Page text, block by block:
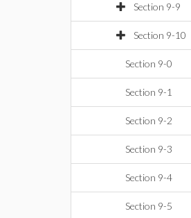
Section 9-9
Section 9-10
Section 9-0
Section 9-1
Section 9-2
Section 9-3
Section 9-4
Section 9-5